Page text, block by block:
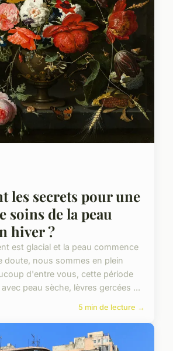
les secrets pour une
soins de la peau
hiver ?
est glacial et la peau commence
doute, nous sommes en plein
d'entre vous, cette période
peau sèche, lèvres gercées ...
5 min de lecture →